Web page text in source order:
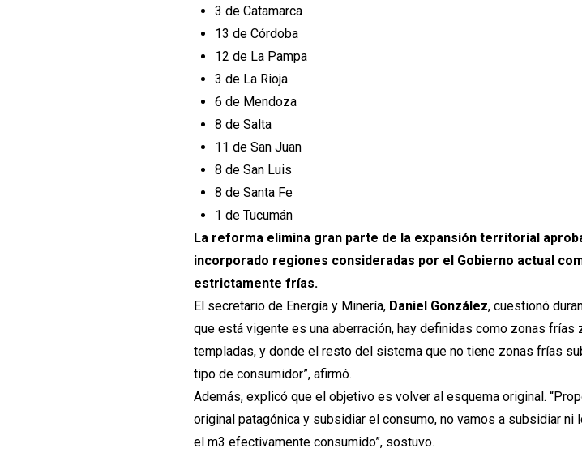
3 de Catamarca
13 de Córdoba
12 de La Pampa
3 de La Rioja
6 de Mendoza
8 de Salta
11 de San Juan
8 de San Luis
8 de Santa Fe
1 de Tucumán
La reforma elimina gran parte de la expansión territorial
incorporado regiones consideradas por el Gobierno actual
estrictamente frías.
El secretario de Energía y Minería, Daniel González, cuestionó
que está vigente es una aberración, hay definidas como zonas frías
templadas, y donde el resto del sistema que no tiene zonas frías
tipo de consumidor”, afirmó.
Además, explicó que el objetivo es volver al esquema original.
original patagónica y subsidiar el consumo, no vamos a subsidiar
el m3 efectivamente consumido”, sostuvo.